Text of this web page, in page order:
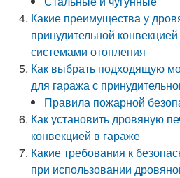
Какие преимущества у
принудительной
системами отопления
Как выбрать подходящую
для гаража с
Правила пожарной
Как установить дровяную
конвекцией в гараже
Какие требования к
при использовании